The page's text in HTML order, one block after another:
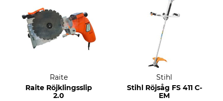
Raite
Raite Röjklingsslip
2.0
Stihl
Stihl Röjsåg FS 411 C-
EM